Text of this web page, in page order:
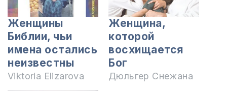
Женщины
Библии, чьи
имена остались
неизвестны
Viktoria Elizarova
Женщина,
которой
восхищается
Бог
Дюльгер Снежана